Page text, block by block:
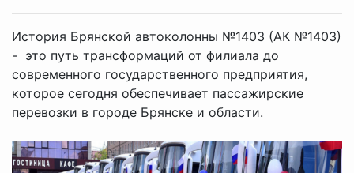
История Брянской автоколонны №1403 (АК №1403)
- это путь трансформаций от филиала до
современного государственного предприятия,
которое сегодня обеспечивает пассажирские
перевозки в городе Брянске и области.